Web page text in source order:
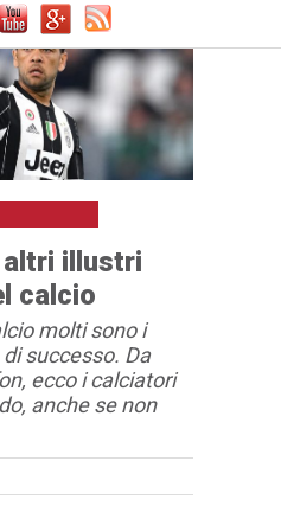
altri illustri
calcio
molti sono i
successo. Da
ecco i calciatori
anche se non